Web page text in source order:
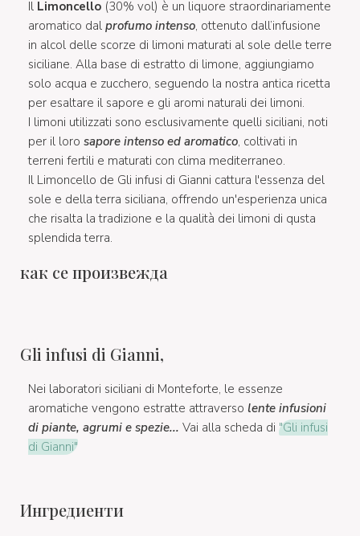
Il Limoncello (30% vol) è un liquore straordinariamente
aromatico dal profumo intenso, ottenuto dall’infusione
in alcol delle scorze di limoni maturati al sole delle terre
siciliane. Alla base di estratto di limone, aggiungiamo
solo acqua e zucchero, seguendo la nostra antica ricetta
per esaltare il sapore e gli aromi naturali dei limoni.
I limoni utilizzati sono esclusivamente quelli siciliani, noti
per il loro sapore intenso ed aromatico, coltivati in
terreni fertili e maturati con clima mediterraneo.
Il Limoncello de Gli infusi di Gianni cattura l'essenza del
sole e della terra siciliana, offrendo un'esperienza unica
che risalta la tradizione e la qualità dei limoni di qusta
splendida terra.
как се произвежда
Gli infusi di Gianni,
Nei laboratori siciliani di Monteforte, le essenze
aromatiche vengono estratte attraverso lente infusioni
di piante, agrumi e spezie... Vai alla scheda di "Gli infusi
di Gianni"
Ингредиенти